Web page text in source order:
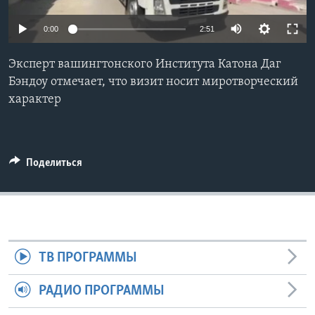
Learning English
СОЦИАЛЬНЫЕ СЕТИ
0:00 2:51
Эксперт вашингтонского Института Катона Даг
Бэндоу отмечает, что визит носит миротворческий
характер
Поделиться
ТВ ПРОГРАММЫ
РАДИО ПРОГРАММЫ